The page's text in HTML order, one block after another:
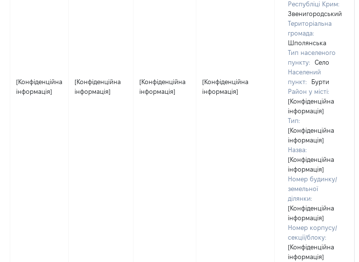
[Конфіденційна
інформація]
[Конфіденційна
інформація]
[Конфіденційна
інформація]
[Конфіденційна
інформація]
Республіці Крим:
Звенигородський
Територіальна
громада:
Шполянська
Тип населеного
пункту:
Село
Населений
пункт:
Бурти
Район у місті:
[Конфіденційна
інформація]
Тип:
[Конфіденційна
інформація]
Назва:
[Конфіденційна
інформація]
Номер будинку/
земельної
ділянки:
[Конфіденційна
інформація]
Номер корпусу/
секції/блоку:
[Конфіденційна
інформація]